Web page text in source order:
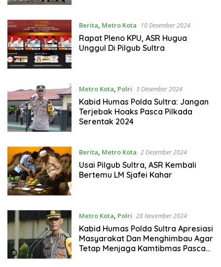
Berita, Metro Kota 10 Desember 2024
Rapat Pleno KPU, ASR Hugua
Unggul Di Pilgub Sultra
Metro Kota, Polri 3 Desember 2024
Kabid Humas Polda Sultra: Jangan
Terjebak Hoaks Pasca Pilkada
Serentak 2024
Berita, Metro Kota 2 Desember 2024
Usai Pilgub Sultra, ASR Kembali
Bertemu LM Sjafei Kahar
Metro Kota, Polri 28 November 2024
Kabid Humas Polda Sultra Apresiasi
Masyarakat Dan Menghimbau Agar
Tetap Menjaga Kamtibmas Pasca